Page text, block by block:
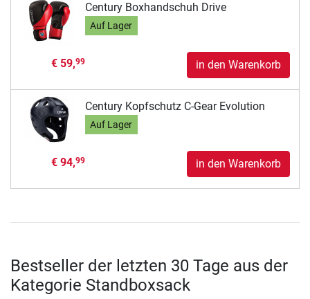
Century Boxhandschuh Drive
Auf Lager
€ 59,99 in den Warenkorb
Century Kopfschutz C-Gear Evolution
Auf Lager
€ 94,99 in den Warenkorb
Bestseller der letzten 30 Tage aus der
Kategorie Standboxsack